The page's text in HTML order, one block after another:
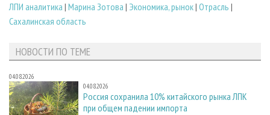
ЛПИ аналитика | Марина Зотова | Экономика, рынок| Отрасль |
Сахалинская область
НОВОСТИ ПО ТЕМЕ
04.08.2026
04.08.2026
Россия сохранила 10% китайского рынка ЛПК
при общем падении импорта